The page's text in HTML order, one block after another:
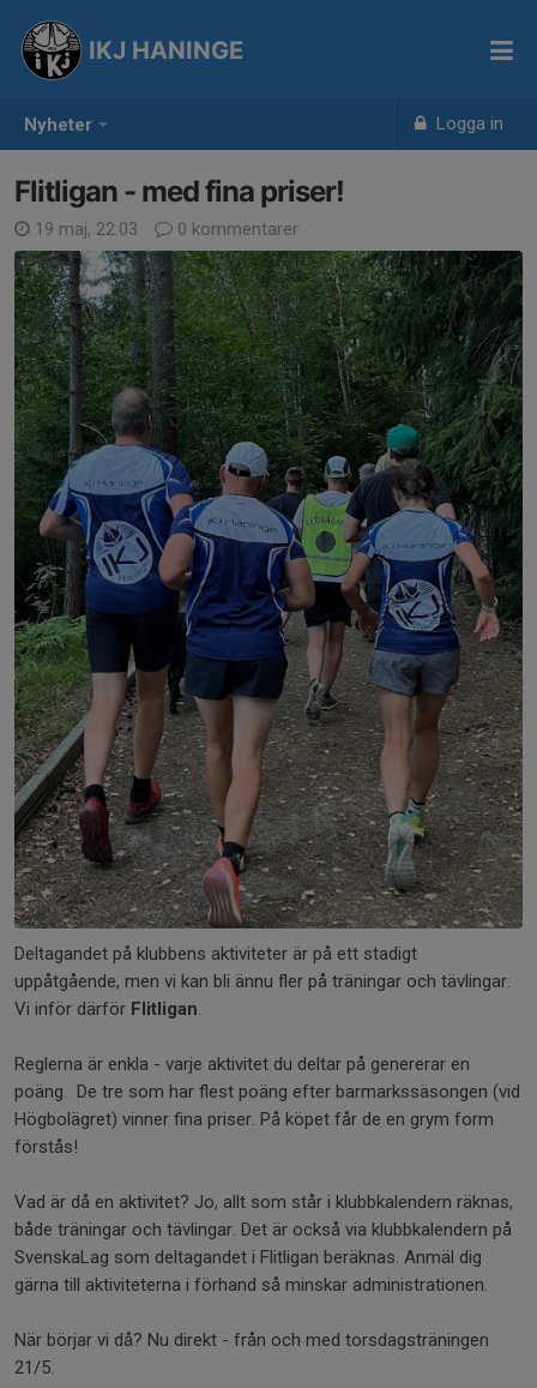
Nyheter Logga in
IKJ HANINGE
Flitligan - med fina priser!
19 maj, 22:03 0 kommentarer
Deltagandet på klubbens aktiviteter är på ett stadigt
uppåtgående, men vi kan bli ännu fler på träningar och tävlingar.
Vi inför därför Flitligan.
Reglerna är enkla - varje aktivitet du deltar på genererar en
poäng. De tre som har flest poäng efter barmarkssäsongen (vid
Högbolägret) vinner fina priser. På köpet får de en grym form
förstås!
Vad är då en aktivitet? Jo, allt som står i klubbkalendern räknas,
både träningar och tävlingar. Det är också via klubbkalendern på
SvenskaLag som deltagandet i Flitligan beräknas. Anmäl dig
gärna till aktiviteterna i förhand så minskar administrationen.
När börjar vi då? Nu direkt - från och med torsdagsträningen
21/5.